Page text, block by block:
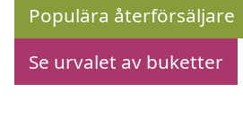
Populära återförsäljare
Se urvalet av buketter